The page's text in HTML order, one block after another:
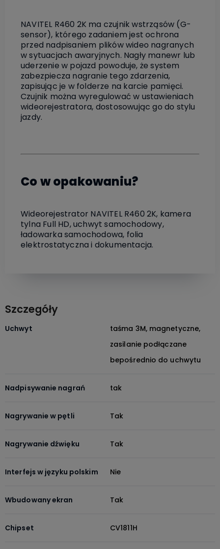
NAVITEL R460 2K ma czujnik wstrząsów (G-
sensor), którego zadaniem jest ochrona
przed nadpisaniem plików wideo nagranych
w sytuacjach awaryjnych. Nagły manewr lub
uderzenie w pojazd powoduje, że system
zabezpiecza nagranie tego zdarzenia,
zapisując je w folderze na karcie pamięci.
Czujnik można wyregulować w ustawieniach
wideorejestratora, dostosowując go do stylu
jazdy.
Co w opakowaniu?
Wideorejestrator NAVITEL R460 2K, kamera
tylna Full HD, uchwyt samochodowy,
ładowarka samochodowa, folia
elektrostatyczna i dokumentacja.
Szczegóły
Uchwyt
taśma 3M, magnetyczne,
zasilanie podłączane
bepośrednio do uchwytu
Nadpisywanie nagrań tak
Nagrywanie w pętli Tak
Nagrywanie dźwięku Tak
Interfejs w języku polskim Nie
Wbudowany ekran Tak
Chipset CV1811H